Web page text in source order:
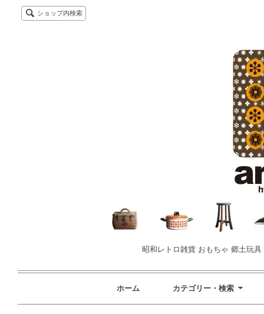
ショップ内検索
昭和レトロ雑貨 おもちゃ 郷土玩
ホーム カテゴリー・検索